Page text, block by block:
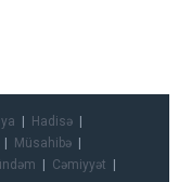
Hadisə
Müsahibə
Cəmiyyət